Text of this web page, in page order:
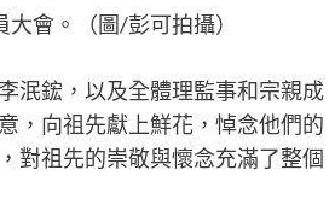
會。（圖/彭可拍攝）
泯鋐，以及全體理監事和宗親成
，向祖先獻上鮮花，悼念他們的
對祖先的崇敬與懷念充滿了整個